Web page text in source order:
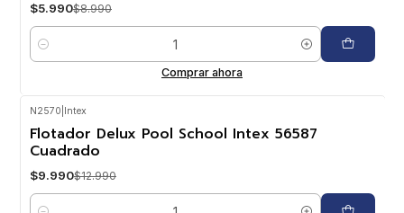
$5.990$8.990
Cantidad
Comprar ahora
-23%
N2570 Intex
Flotador Delux Pool School Intex 56587
Cuadrado
$9.990$12.990